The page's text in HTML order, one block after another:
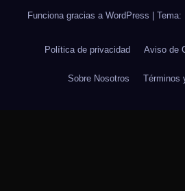
Funciona gracias a WordPress Tema:
Política de privacidad Aviso de
Sobre Nosotros Términos